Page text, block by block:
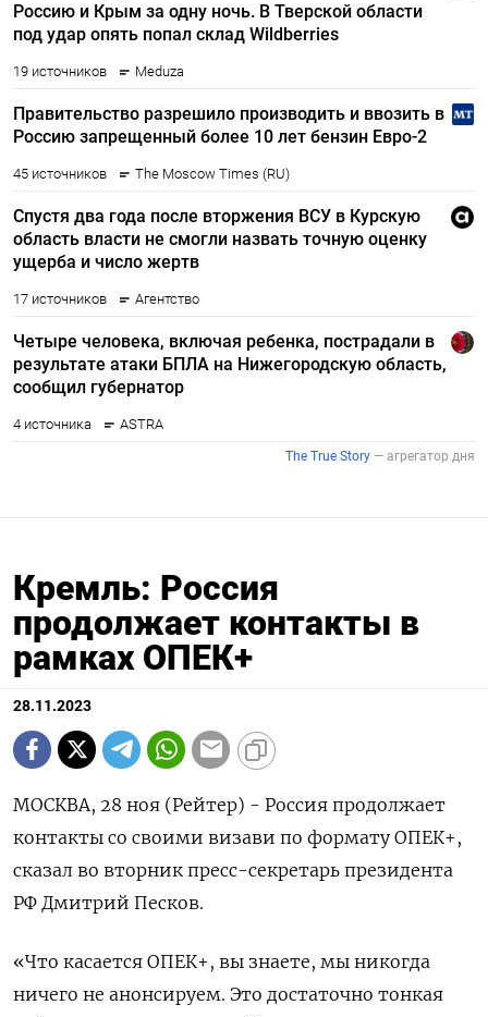
Кремль: Россия
продолжает контакты в
рамках ОПЕК+
28.11.2023
МОСКВА, 28 ноя (Рейтер) - Россия продолжает
контакты со своими визави по формату ОПЕК+,
сказал во вторник пресс-секретарь президента
РФ Дмитрий Песков.
«Что касается ОПЕК+, вы знаете, мы никогда
ничего не анонсируем. Это достаточно тонкая